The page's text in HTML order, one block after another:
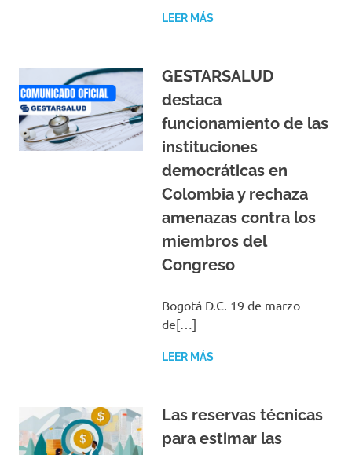
LEER MÁS
GESTARSALUD
destaca
funcionamiento de las
instituciones
democráticas en
Colombia y rechaza
amenazas contra los
miembros del
Congreso
Bogotá D.C. 19 de marzo
de[…]
LEER MÁS
Las reservas técnicas
para estimar las